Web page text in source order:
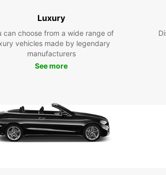
le
Ne
sans
Luxury
can choose from a wide range of
vehicles made by legendary
manufacturers
See more